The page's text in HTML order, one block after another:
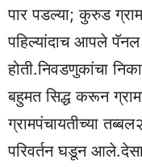
पार पडल्या; कुरुड
पहिल्यांदाच आपले
होती.निवडणुकांचा
बहुमत सिद्ध करून
ग्रामपंचायतीच्या
परिवर्तन घडून